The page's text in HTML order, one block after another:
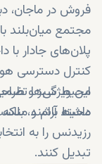
فروش در ماجان،
مجتمع میان‌بلند
پلان‌های جادار
کنترل دسترسی
محیط سبز و
محیط آرام و
این ویژگی‌ها
داشته باشند،
رزیدنس را به
تبدیل کنند.